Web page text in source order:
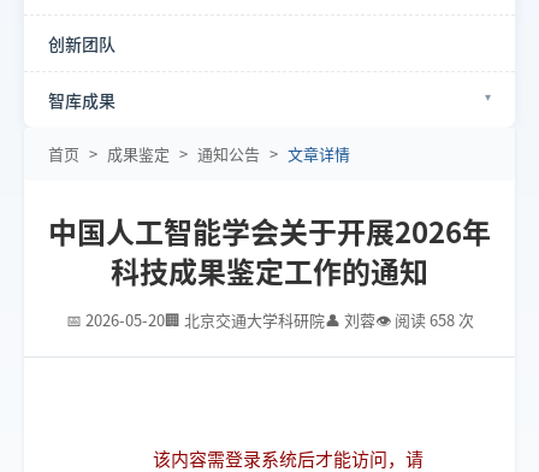
创新团队
智库成果
首页 > 成果鉴定 > 通知公告 > 文章详情
中国人工智能学会关于开展2026年
科技成果鉴定工作的通知
📅 2026-05-20🏢 北京交通大学科研院👤 刘蓉👁 阅读 658 次
该内容需登录系统后才能访问，请